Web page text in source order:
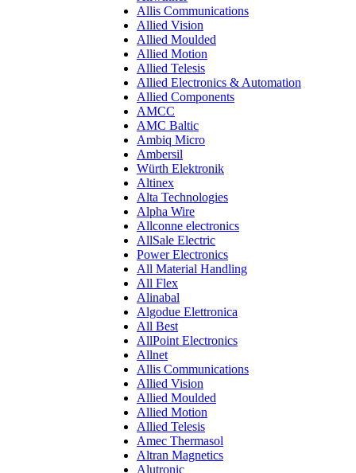
Allis Communications
Allied Vision
Allied Moulded
Allied Motion
Allied Telesis
Allied Electronics & Automation
Allied Components
AMCC
AMC Baltic
Ambiq Micro
Ambersil
Würth Elektronik
Altinex
Alta Technologies
Alpha Wire
Allconne electronics
AllSale Electric
Power Electronics
All Material Handling
All Flex
Alinabal
Algodue Elettronica
All Best
AllPoint Electronics
Allnet
Allis Communications
Allied Vision
Allied Moulded
Allied Motion
Allied Telesis
Amec Thermasol
Altran Magnetics
Alutronic